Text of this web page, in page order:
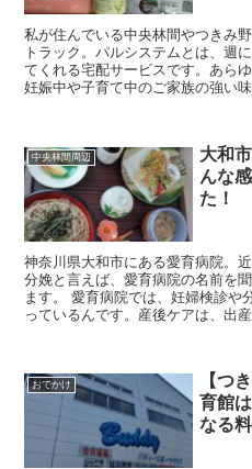
私が住んでいる中央林間やつきみ
トラック。パルシステムとは、週
てくれる宅配サービスです。あら
妊娠中や子育て中のご家族の強い
中央林間周辺
大和
んな
た！
神奈川県大和市にある愛育病院。
分娩と言えば、愛育病院の名前を
ます。 愛育病院では、妊婦検診や
っているんです。産後ケアは、出
おでかけ
【つ
育館
なる